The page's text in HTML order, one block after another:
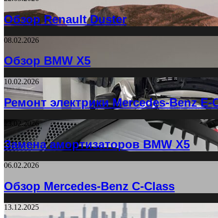
Обзор Renault Duster
08.02.2026
Обзор BMW X5
10.02.2026
Ремонт электрики Mercedes-Benz E-
23.02.2026
Замена амортизаторов BMW X5
06.02.2026
Обзор Mercedes-Benz C-Class
13.12.2025